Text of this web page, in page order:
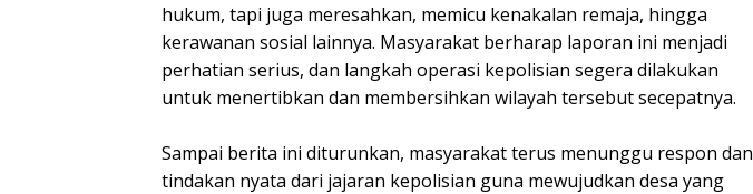
hukum, tapi juga meresahkan, memicu kenakalan remaja, hingga
kerawanan sosial lainnya. Masyarakat berharap laporan ini menjadi
perhatian serius, dan langkah operasi kepolisian segera dilakukan
untuk menertibkan dan membersihkan wilayah tersebut secepatnya.
Sampai berita ini diturunkan, masyarakat terus menunggu respon dan
tindakan nyata dari jajaran kepolisian guna mewujudkan desa yang